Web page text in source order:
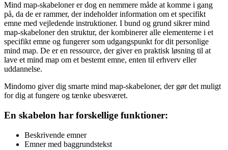
Mind map-skabeloner er dog en nemmere måde at komme i gang
på, da de er rammer, der indeholder information om et specifikt
emne med vejledende instruktioner. I bund og grund sikrer mind
map-skabeloner den struktur, der kombinerer alle elementerne i et
specifikt emne og fungerer som udgangspunkt for dit personlige
mind map. De er en ressource, der giver en praktisk løsning til at
lave et mind map om et bestemt emne, enten til erhverv eller
uddannelse.
Mindomo giver dig smarte mind map-skabeloner, der gør det muligt
for dig at fungere og tænke ubesværet.
En skabelon har forskellige funktioner:
Beskrivende emner
Emner med baggrundstekst